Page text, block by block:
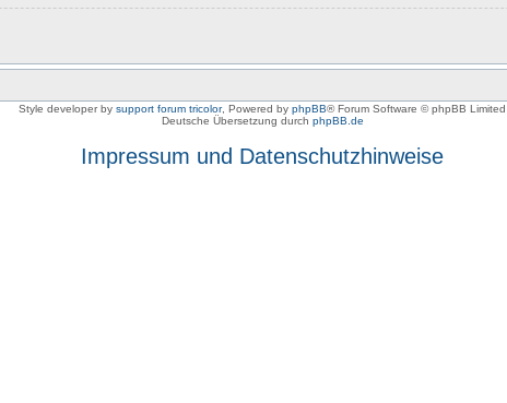
Style developer by support forum tricolor, Powered by phpBB® Forum Software © phpBB Limited
Deutsche Übersetzung durch phpBB.de
Impressum und Datenschutzhinweise